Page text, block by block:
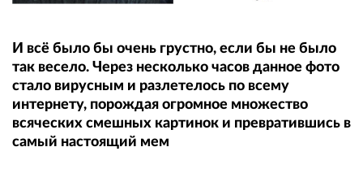
И всё было бы очень грустно, если бы не было
так весело. Через несколько часов данное фото
стало вирусным и разлетелось по всему
интернету, порождая огромное множество
всяческих смешных картинок и превратившись в
самый настоящий мем